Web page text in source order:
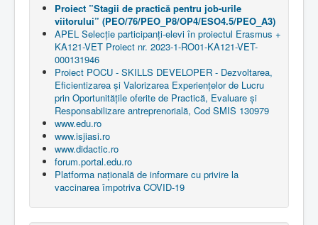
Proiect ”Stagii de practică pentru job-urile
viitorului” (PEO/76/PEO_P8/OP4/ESO4.5/PEO_A3)
APEL Selecție participanți-elevi în proiectul Erasmus +
KA121-VET Proiect nr. 2023-1-RO01-KA121-VET-
000131946
Proiect POCU - SKILLS DEVELOPER - Dezvoltarea,
Eficientizarea și Valorizarea Experiențelor de Lucru
prin Oportunitățile oferite de Practică, Evaluare și
Responsabilizare antreprenorială, Cod SMIS 130979
www.edu.ro
www.isjiasi.ro
www.didactic.ro
forum.portal.edu.ro
Platforma națională de informare cu privire la
vaccinarea împotriva COVID-19